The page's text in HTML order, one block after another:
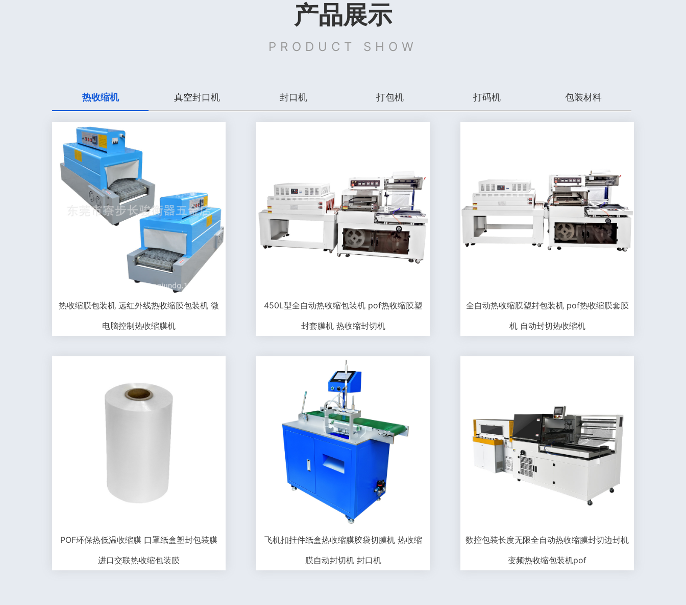
产品展示
PRODUCT SHOW
热收缩机 真空封口机 封口机 打包机 打码机 包装材料
热收缩膜包装机 远红外线热收缩膜包装机 微
电脑控制热收缩膜机
450L型全自动热收缩包装机 pof热收缩膜塑
封套膜机 热收缩封切机
全自动热收缩膜塑封包装机 pof热收缩膜套膜
机 自动封切热收缩机
POF环保热低温收缩膜 口罩纸盒塑封包装膜
进口交联热收缩包装膜
飞机扣挂件纸盒热收缩膜胶袋切膜机 热收缩
膜自动封切机 封口机
数控包装长度无限全自动热收缩膜封切边封机
变频热收缩包装机pof